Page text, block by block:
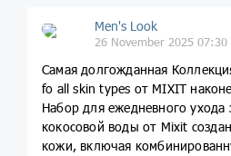
Men's Look
26 November 2025 07:30
Самая долгожданная
fo all skin types от MIXIT
Набор для ежедневного ухода
кокосовой воды от Mixit
кожи, включая